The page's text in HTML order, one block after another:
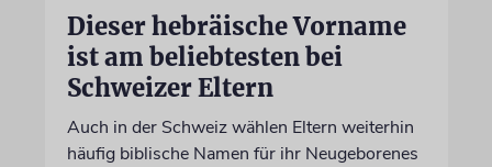
Dieser hebräische Vorname
ist am beliebtesten bei
Schweizer Eltern
Auch in der Schweiz wählen Eltern weiterhin
häufig biblische Namen für ihr Neugeborenes